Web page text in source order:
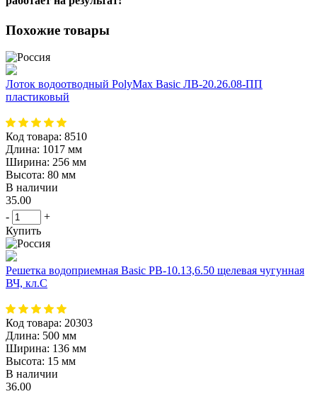
Похожие товары
Лоток водоотводный PolyMax Basic ЛВ-20.26.08-ПП
пластиковый
Код товара: 8510
Длина: 1017 мм
Ширина: 256 мм
Высота: 80 мм
В наличии
35.00
-
+
Купить
Решетка водоприемная Basic РВ-10.13,6.50 щелевая чугунная
ВЧ, кл.С
Код товара: 20303
Длина: 500 мм
Ширина: 136 мм
Высота: 15 мм
В наличии
36.00